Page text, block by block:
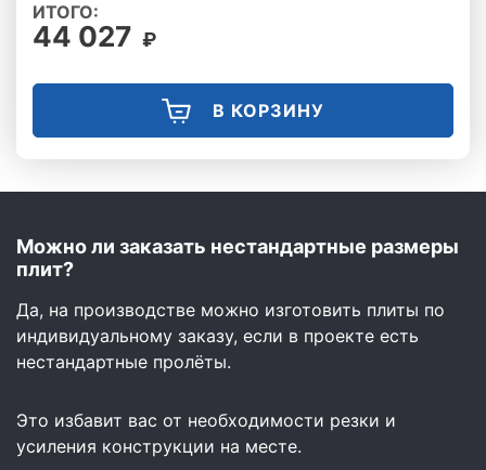
ИТОГО:
44 027 ₽
В КОРЗИНУ
Можно ли заказать нестандартные размеры
плит?
Да, на производстве можно изготовить плиты по
индивидуальному заказу, если в проекте есть
нестандартные пролёты.
Это избавит вас от необходимости резки и
усиления конструкции на месте.